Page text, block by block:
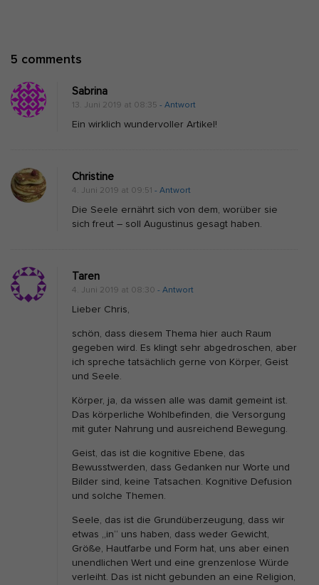
5 comments
D
h
i
l
o
p
h
i
s
c
e
e
u
b
i
l
y
:
G
Sabrina
13. Juni 2019 at 08:35 - Antwort
Ein wirklich wundervoller Artikel!
Christine
4. Juni 2019 at 09:51 - Antwort
Die Seele ernährt sich von dem, worüber sie
sich freut – soll Augustinus gesagt haben.
Taren
4. Juni 2019 at 08:30 - Antwort
Lieber Chris,
schön, dass diesem Thema hier auch Raum
gegeben wird. Es klingt sehr abgedroschen, aber
ich spreche tatsächlich gerne von Körper, Geist
und Seele.
Körper, ja, da wissen alle was damit gemeint ist.
Das körperliche Wohlbefinden, die Versorgung
mit guter Nahrung und ausreichend Bewegung.
Geist, das ist die kognitive Ebene, das
Bewusstwerden, dass Gedanken nur Worte und
Bilder sind, keine Tatsachen. Kognitive Defusion
und solche Themen.
Seele, das ist die Grundüberzeugung, dass wir
etwas „in“ uns haben, dass weder Gewicht,
Größe, Hautfarbe und Form hat, uns aber einen
unendlichen Wert und eine grenzenlose Würde
verleiht. Das ist nicht gebunden an eine Religion,